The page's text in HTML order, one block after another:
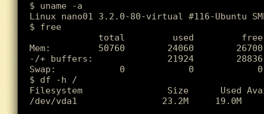
$ uname -a
Linux nano01 3.2.0-80-virtual #116-Ubuntu
$ free
total         used
Mem:         50760        24060
-/+ buffers:              21924        28836
Swap:            0            0            0
$ df -h /
Filesystem                Size      Used